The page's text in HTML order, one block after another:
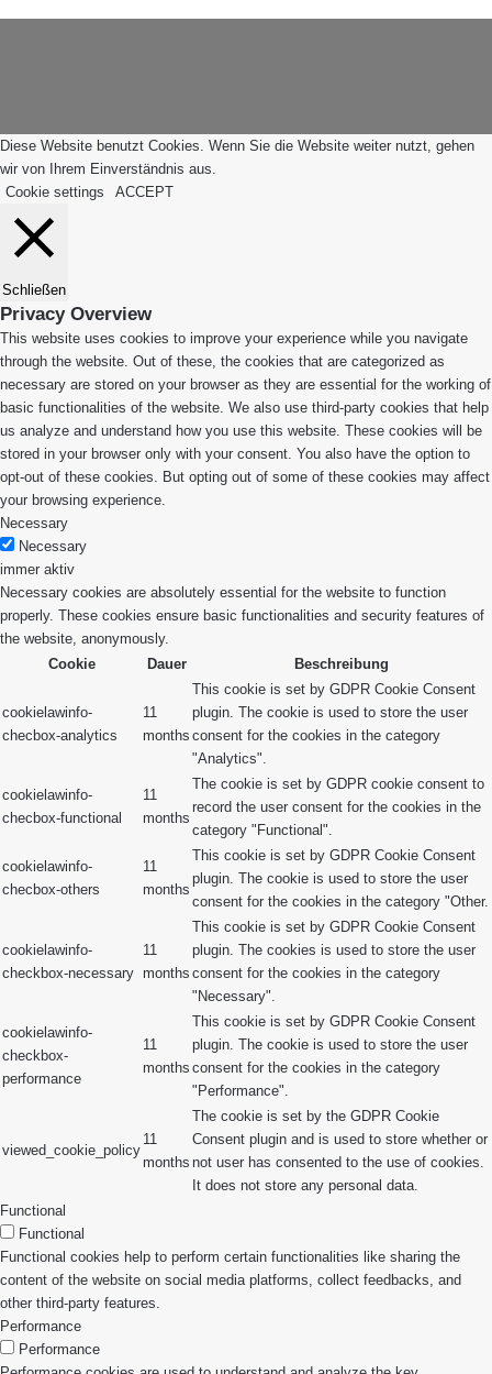
Diese Website benutzt Cookies. Wenn Sie die Website weiter nutzt, gehen
wir von Ihrem Einverständnis aus.
Cookie settings
ACCEPT
Schließen
Privacy Overview
This website uses cookies to improve your experience while you navigate
through the website. Out of these, the cookies that are categorized as
necessary are stored on your browser as they are essential for the working of
basic functionalities of the website. We also use third-party cookies that help
us analyze and understand how you use this website. These cookies will be
stored in your browser only with your consent. You also have the option to
opt-out of these cookies. But opting out of some of these cookies may affect
your browsing experience.
Necessary
Necessary
immer aktiv
Necessary cookies are absolutely essential for the website to function
properly. These cookies ensure basic functionalities and security features of
the website, anonymously.
Cookie
Dauer Beschreibung
cookielawinfo-
checbox-analytics
11
months
This cookie is set by GDPR Cookie Consent
plugin. The cookie is used to store the user
consent for the cookies in the category
"Analytics".
cookielawinfo-
checbox-functional
11
months
The cookie is set by GDPR cookie consent to
record the user consent for the cookies in the
category "Functional".
cookielawinfo-
checbox-others
11
months
This cookie is set by GDPR Cookie Consent
plugin. The cookie is used to store the user
consent for the cookies in the category "Other.
cookielawinfo-
checkbox-necessary
11
months
This cookie is set by GDPR Cookie Consent
plugin. The cookies is used to store the user
consent for the cookies in the category
"Necessary".
cookielawinfo-
checkbox-
performance
11
months
This cookie is set by GDPR Cookie Consent
plugin. The cookie is used to store the user
consent for the cookies in the category
"Performance".
viewed_cookie_policy
11
months
The cookie is set by the GDPR Cookie
Consent plugin and is used to store whether or
not user has consented to the use of cookies.
It does not store any personal data.
Functional
Functional
Functional cookies help to perform certain functionalities like sharing the
content of the website on social media platforms, collect feedbacks, and
other third-party features.
Performance
Performance